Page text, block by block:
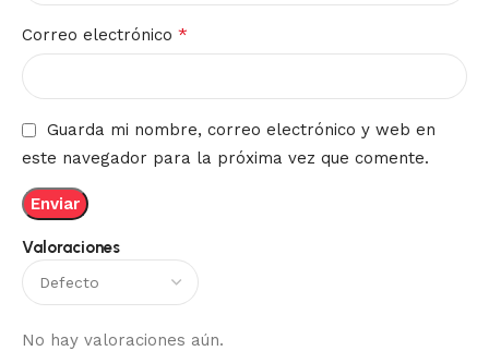
Valoraciones
No hay valoraciones aún.
Correo electrónico *
Guarda mi nombre, correo electrónico y web en
este navegador para la próxima vez que comente.